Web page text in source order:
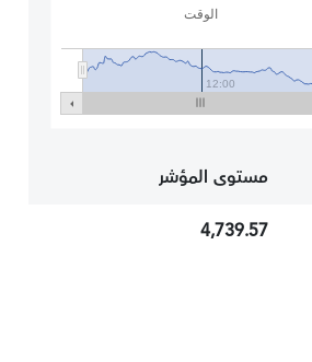
الوقت
12:00
مستوى المؤشر
4,739.57